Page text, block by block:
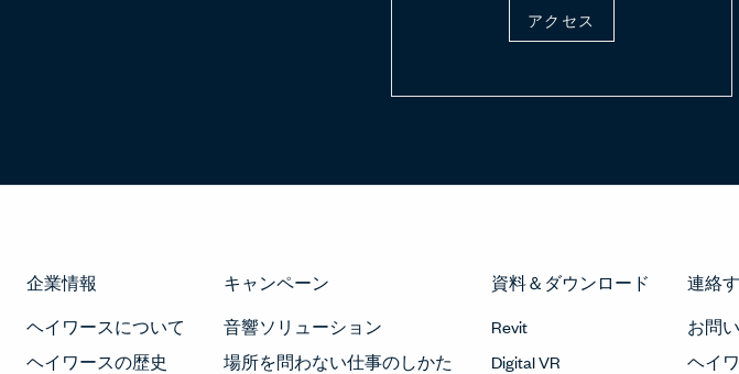
アクセス
企業情報
ヘイワースについて
ヘイワースの歴史
キャンペーン
音響ソリューション
場所を問わない仕事のしかた
資料＆ダウンロード
Revit
Digital VR
連絡
お問
ヘイ